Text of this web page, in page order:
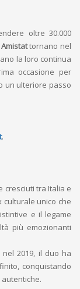
oltre 30.000
Amistattornano nel
la loro continua
occasione per
un ulteriore passo
.
cresciuti tra Italia e
culturale unico che
e il legame
più emozionanti
2019, il duo ha
conquistando